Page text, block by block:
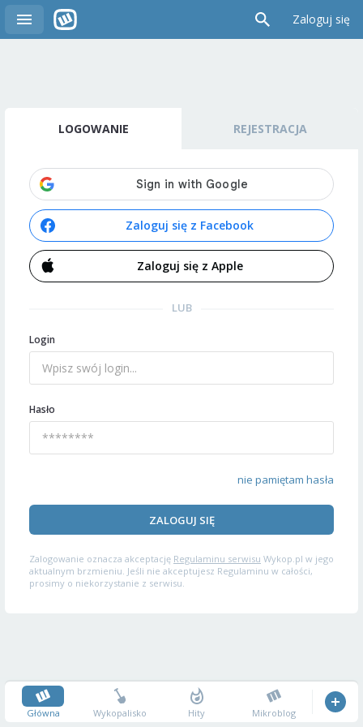
Zaloguj się
LOGOWANIE REJESTRACJA
Zaloguj się z Facebook
Zaloguj się z Apple
LUB
Login
Hasło
nie pamiętam hasła
ZALOGUJ SIĘ
Zalogowanie oznacza akceptację Regulaminu serwisu Wykop.pl w jego
aktualnym brzmieniu. Jeśli nie akceptujesz Regulaminu w całości,
prosimy o niekorzystanie z serwisu.
Główna Wykopalisko Hity Mikroblog